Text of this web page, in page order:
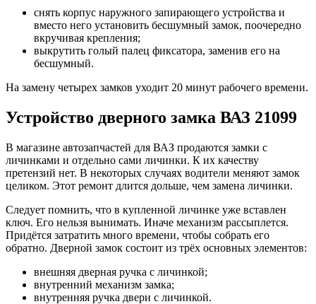
снять корпус наружного запирающего устройства и
вместо него установить бесшумный замок, поочередно
вкручивая крепления;
выкрутить голый палец фиксатора, заменив его на
бесшумный.
На замену четырех замков уходит 20 минут рабочего времени.
Устройство дверного замка ВАЗ 21099
В магазине автозапчастей для ВАЗ продаются замки с
личинками и отдельно сами личинки. К их качеству
претензий нет. В некоторых случаях водители меняют замок
целиком. Этот ремонт длится дольше, чем замена личинки.
Следует помнить, что в купленной личинке уже вставлен
ключ. Его нельзя вынимать. Иначе механизм рассыплется.
Придётся затратить много времени, чтобы собрать его
обратно. Дверной замок состоит из трёх основных элементов:
внешняя дверная ручка с личинкой;
внутренний механизм замка;
внутренняя ручка двери с личинкой.